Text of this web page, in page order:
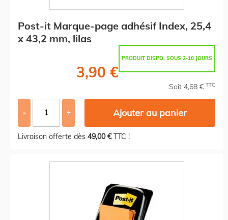
Post-it Marque-page adhésif Index, 25,4
x 43,2 mm, lilas
PRODUIT DISPO. SOUS 2-10 JOURS
3,90 €
Soit 4,68 € TTC
- + Ajouter au panier
Livraison offerte dès 49,00 €TTC !